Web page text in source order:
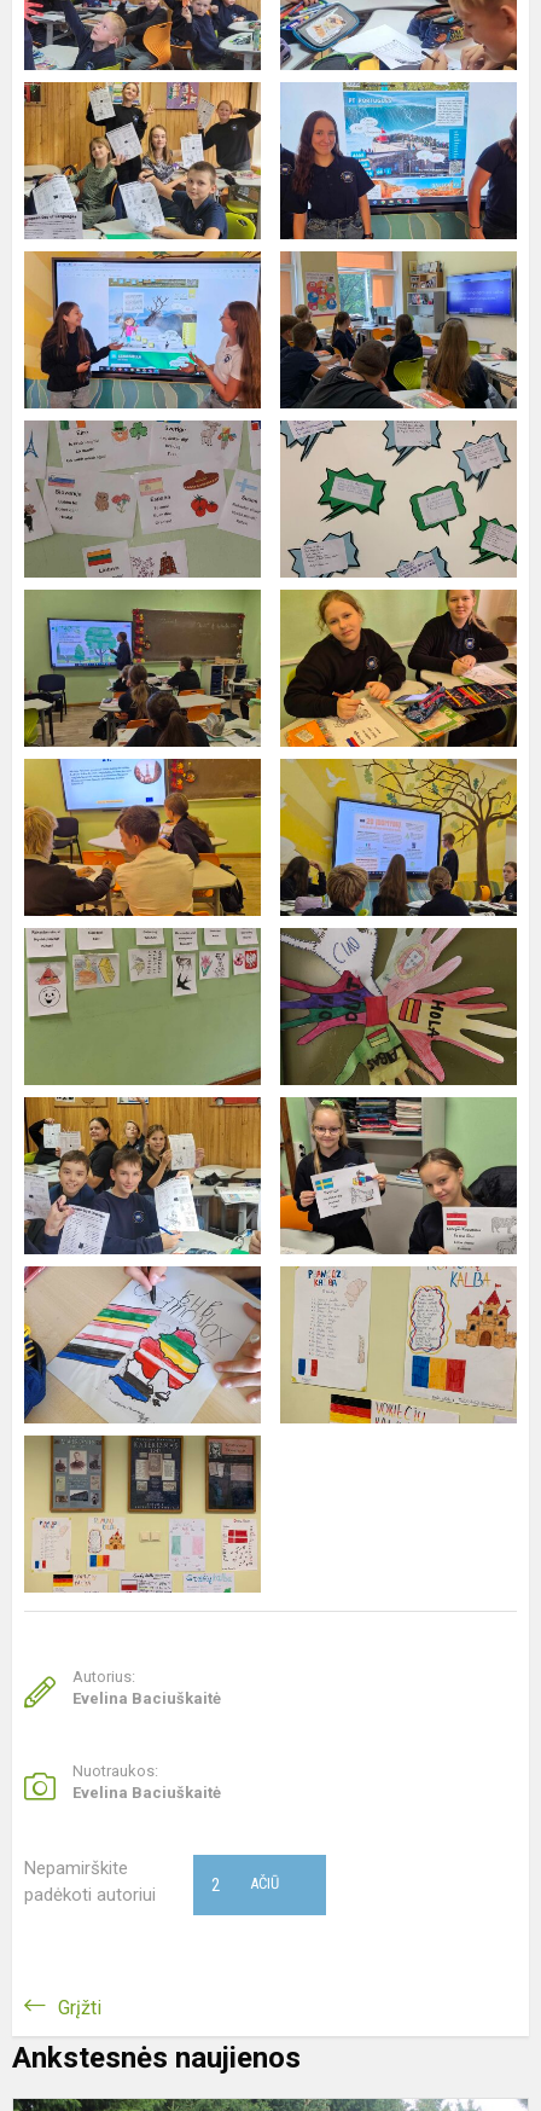
Autorius:
Evelina Baciuškaitė
Nuotraukos:
Evelina Baciuškaitė
Nepamirškite
padėkoti autoriui
AČIŪ
2
Grįžti
Ankstesnės naujienos